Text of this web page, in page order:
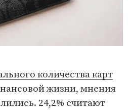
количества карт
жизни, мнения
24,2% считают